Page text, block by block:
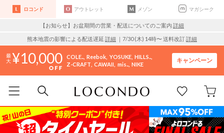
ロコンド アウトレット メゾン マガシーク
【お知らせ】お盆期間の営業・配送についてのご案内 詳細
熊本地震の影響による配送遅延 詳細 ｜7/30 (木) 14時〜 送料改訂詳細
10,000 COLE.. Reebok YOSUKE HILLS..
Z-CRAFT CAWAII mis.. NIKE
キャンペーン